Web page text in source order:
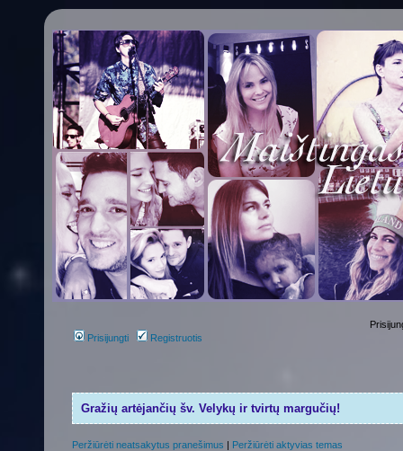
Prisijungti Registruotis
Gražių artėjančių šv. Velykų ir tvirtų margučių!
Peržiūrėti neatsakytus pranešimus | Peržiūrėti aktyvias temas